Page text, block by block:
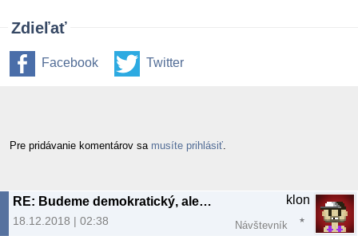
Zdieľať
Facebook Twitter
Pre pridávanie komentárov sa musíte prihlásiť
RE: Budeme demokratický, alebo to budeme občasne čistiť?
18.12.2018 | 02:38
klon
Návštevník